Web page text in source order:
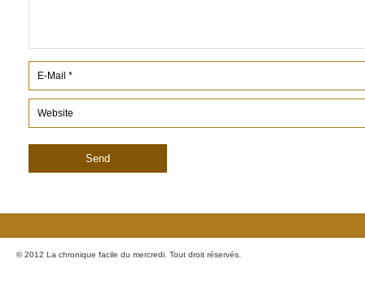
© 2012 La chronique facile du mercredi. Tout droit réservés.